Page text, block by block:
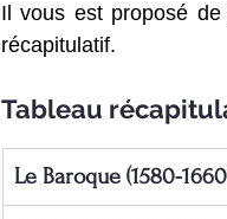
Il vous est proposé
récapitulatif.
Tableau
Le Baroque (1580-